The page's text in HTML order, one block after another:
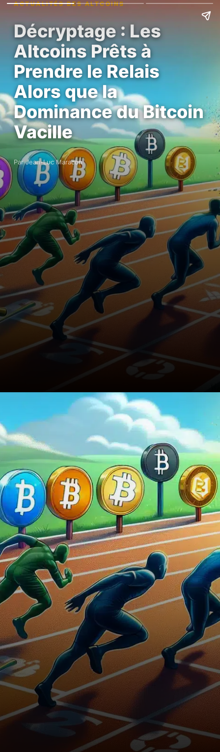
ACTUALITÉS DES ALTCOINS
Décryptage : Les
Altcoins Prêts à
Prendre le Relais
Alors que la
Dominance du Bitcoin
Vacille
Par Jean-Luc Maracon